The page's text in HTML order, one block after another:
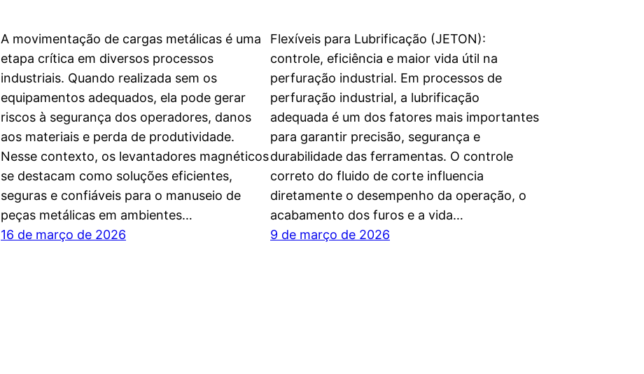
A movimentação de cargas metálicas é uma
etapa crítica em diversos processos
industriais. Quando realizada sem os
equipamentos adequados, ela pode gerar
riscos à segurança dos operadores, danos
aos materiais e perda de produtividade.
Nesse contexto, os levantadores magnéticos
se destacam como soluções eficientes,
seguras e confiáveis para o manuseio de
peças metálicas em ambientes…
16 de março de 2026
Flexíveis para Lubrificação (JETON):
controle, eficiência e maior vida útil na
perfuração industrial. Em processos de
perfuração industrial, a lubrificação
adequada é um dos fatores mais importantes
para garantir precisão, segurança e
durabilidade das ferramentas. O controle
correto do fluido de corte influencia
diretamente o desempenho da operação, o
acabamento dos furos e a vida…
9 de março de 2026